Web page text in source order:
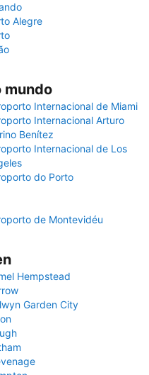
Alegre
mundo
Internacional de Miami
Internacional Arturo
Benítez
Internacional de Los
do Porto
de Montevidéu
Hempstead
Garden City